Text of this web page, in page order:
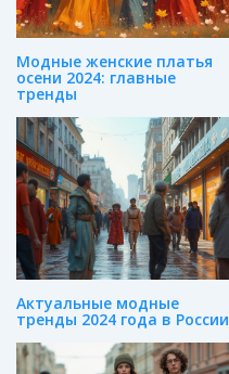
Модные женские платья
осени 2024: главные
тренды
Актуальные модные
тренды 2024 года в России